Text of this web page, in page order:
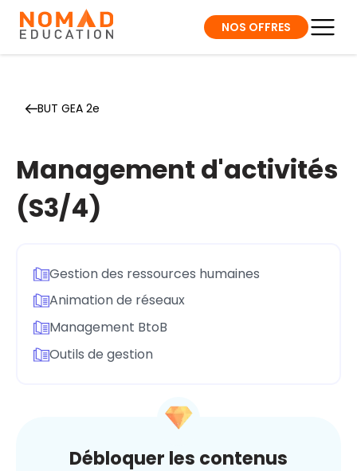
NOS OFFRES
BUT GEA 2e
Management d'activités
(S3/4)
Gestion des ressources humaines
Animation de réseaux
Management BtoB
Outils de gestion
Débloquer les contenus